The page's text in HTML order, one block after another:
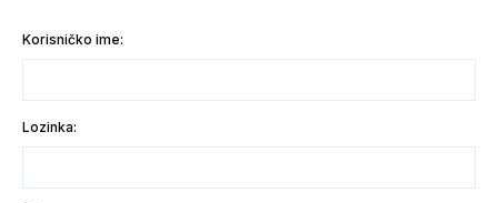
Korisničko ime:
Lozinka: